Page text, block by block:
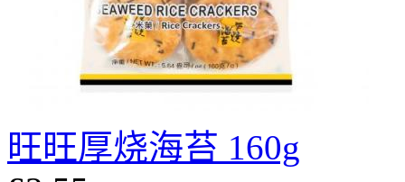
旺旺厚烧海苔 160g